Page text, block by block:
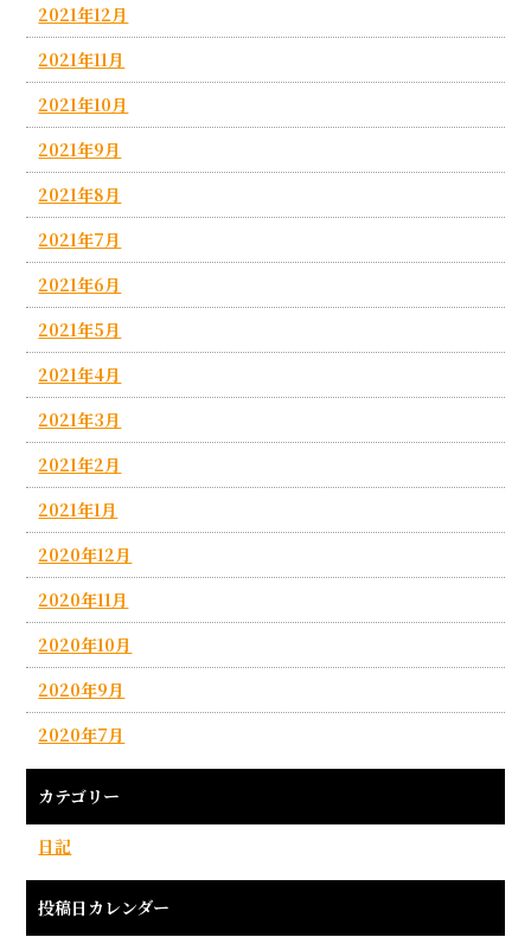
2021年12月
2021年11月
2021年10月
2021年9月
2021年8月
2021年7月
2021年6月
2021年5月
2021年4月
2021年3月
2021年2月
2021年1月
2020年12月
2020年11月
2020年10月
2020年9月
2020年7月
カテゴリー
日記
投稿日カレンダー